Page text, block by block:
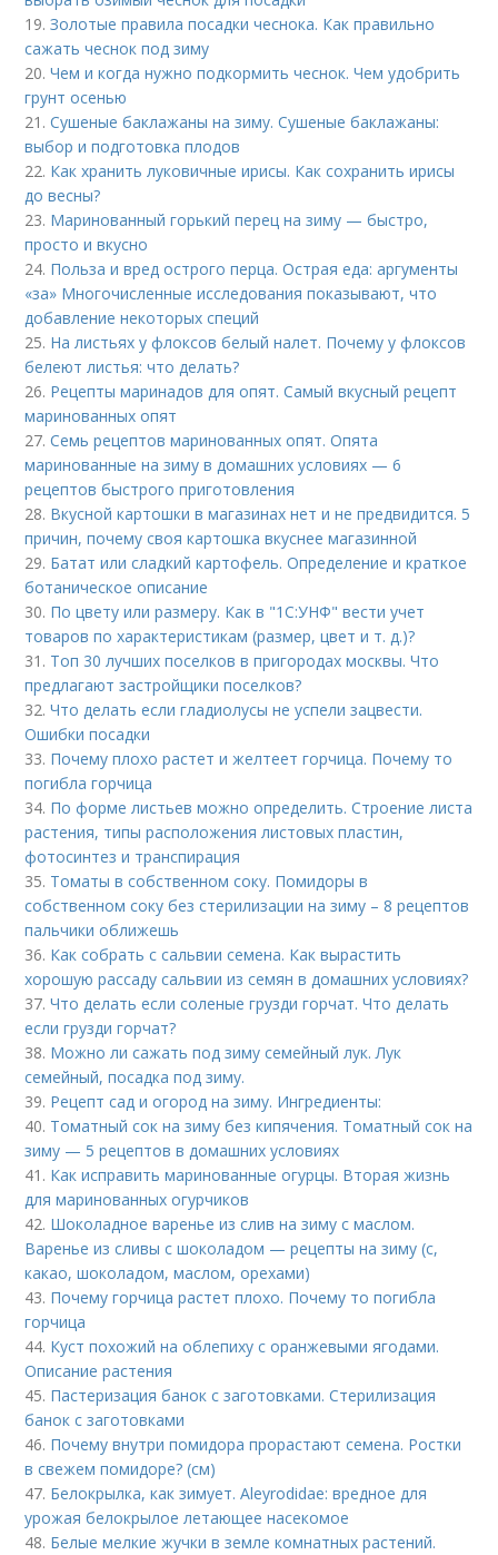
19.Золотые правила посадки чеснока. Как правильно
сажать чеснок под зиму
20.Чем и когда нужно подкормить чеснок. Чем удобрить
грунт осенью
21.Сушеные баклажаны на зиму. Сушеные баклажаны:
выбор и подготовка плодов
22. Как хранить луковичные ирисы. Как сохранить ирисы
до весны?
23. Маринованный горький перец на зиму — быстро,
просто и вкусно
24. Польза и вред острого перца. Острая еда: аргументы
«за» Многочисленные исследования показывают, что
добавление некоторых специй
25. На листьях у флоксов белый налет. Почему у флоксов
белеют листья: что делать?
26. Рецепты маринадов для опят. Самый вкусный рецепт
маринованных опят
27.Семь рецептов маринованных опят. Опята
маринованные на зиму в домашних условиях — 6
рецептов быстрого приготовления
28. Вкусной картошки в магазинах нет и не предвидится. 5
причин, почему своя картошка вкуснее магазинной
29. Батат или сладкий картофель. Определение и краткое
ботаническое описание
30. По цвету или размеру. Как в "1С:УНФ" вести учет
товаров по характеристикам (размер, цвет и т. д.)?
31. Топ 30 лучших поселков в пригородах москвы. Что
предлагают застройщики поселков?
32.Что делать если гладиолусы не успели зацвести.
Ошибки посадки
33. Почему плохо растет и желтеет горчица. Почему то
погибла горчица
34. По форме листьев можно определить. Строение листа
растения, типы расположения листовых пластин,
фотосинтез и транспирация
35. Томаты в собственном соку. Помидоры в
собственном соку без стерилизации на зиму – 8 рецептов
пальчики оближешь
36. Как собрать с сальвии семена. Как вырастить
хорошую рассаду сальвии из семян в домашних условиях?
37.Что делать если соленые грузди горчат. Что делать
если грузди горчат?
38. Можно ли сажать под зиму семейный лук. Лук
семейный, посадка под зиму.
39. Рецепт сад и огород на зиму. Ингредиенты:
40. Томатный сок на зиму без кипячения. Томатный сок на
зиму — 5 рецептов в домашних условиях
41. Как исправить маринованные огурцы. Вторая жизнь
для маринованных огурчиков
42. Шоколадное варенье из слив на зиму с маслом.
Варенье из сливы с шоколадом — рецепты на зиму (с,
какао, шоколадом, маслом, орехами)
43. Почему горчица растет плохо. Почему то погибла
горчица
44. Куст похожий на облепиху с оранжевыми ягодами.
Описание растения
45. Пастеризация банок с заготовками. Стерилизация
банок с заготовками
46. Почему внутри помидора прорастают семена. Ростки
в свежем помидоре? (см)
47. Белокрылка, как зимует. Aleyrodidae: вредное для
урожая белокрылое летающее насекомое
48. Белые мелкие жучки в земле комнатных растений.